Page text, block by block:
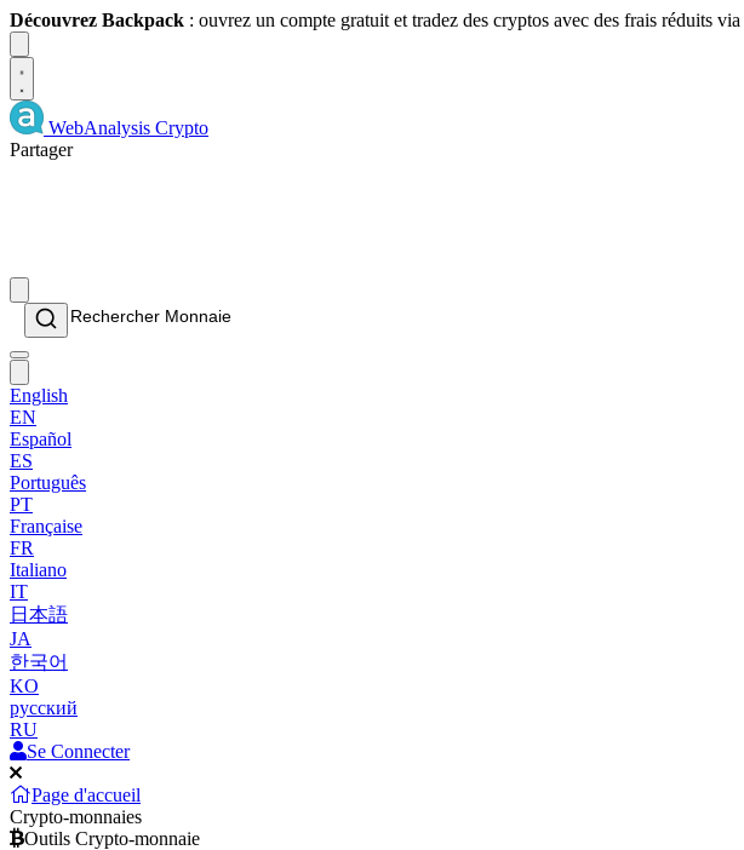
Découvrez Backpack : ouvrez un compte gratuit et tradez des cryptos avec des frais réduits via
WebAnalysis Crypto
Partager
English
EN
Español
ES
Português
PT
Française
FR
Italiano
IT
日本語
JA
한국어
KO
русский
RU
Se Connecter
Page d'accueil
Crypto-monnaies
Outils Crypto-monnaie